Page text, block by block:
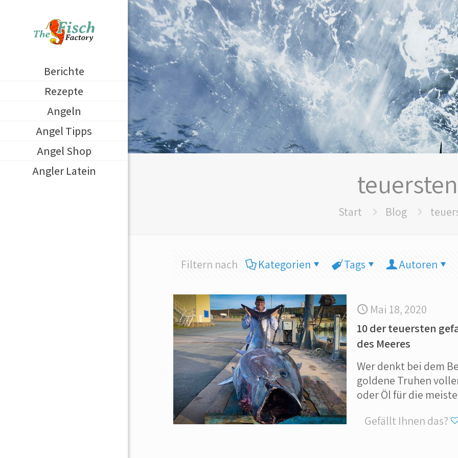
Berichte
Rezepte
Angeln
Angel Tipps
Angel Shop
Angler Latein
teuersten
Start Blog
Filtern nach Kategorien Tags Autoren
Mai 18, 2020
10 der teuersten
des Meeres
Wer denkt bei dem
goldene Truhen
oder Öl für die
Gefällt Ihnen das?